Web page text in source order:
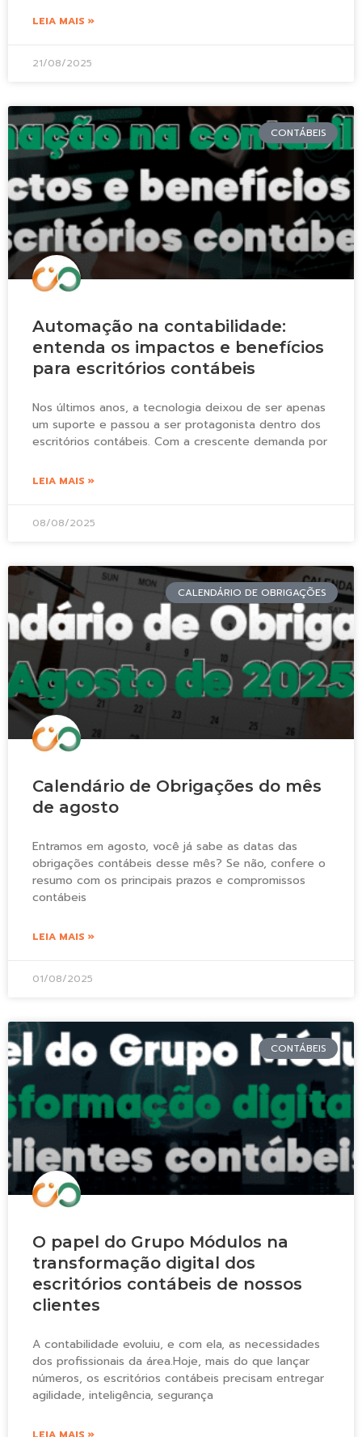
LEIA MAIS »
21/08/2025
CONTÁBEIS
Automação na contabilidade:
entenda os impactos e benefícios
para escritórios contábeis
Nos últimos anos, a tecnologia deixou de ser apenas
um suporte e passou a ser protagonista dentro dos
escritórios contábeis. Com a crescente demanda por
LEIA MAIS »
08/08/2025
CALENDÁRIO DE OBRIGAÇÕES
Calendário de Obrigações do mês
de agosto
Entramos em agosto, você já sabe as datas das
obrigações contábeis desse mês? Se não, confere o
resumo com os principais prazos e compromissos
contábeis
LEIA MAIS »
01/08/2025
CONTÁBEIS
O papel do Grupo Módulos na
transformação digital dos
escritórios contábeis de nossos
clientes
A contabilidade evoluiu, e com ela, as necessidades
dos profissionais da área.Hoje, mais do que lançar
números, os escritórios contábeis precisam entregar
agilidade, inteligência, segurança